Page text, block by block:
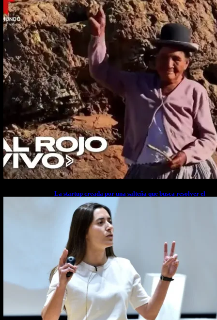
La startup creada por una salteña que busca resolver el
estrés financiero en Latinoamérica